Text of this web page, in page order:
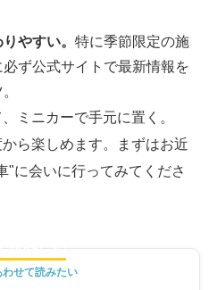
やすい。 特に季節限定の施
ず公式サイトで最新情報を
ミニカーで手元に置く。
ら楽しめます。まずはお近
"に会いに行ってみてくださ
読みたい
わせて読みたい